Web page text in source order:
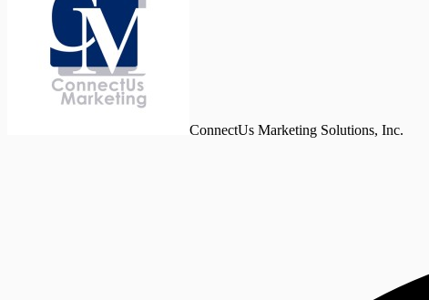
ConnectUs Marketing Solutions, Inc.